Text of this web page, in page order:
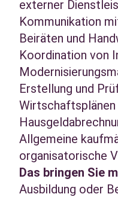
externer
Kommunikation
Beiräten und
Koordination von
Erstellung und
Allgemeine
organisatorische
Das bringen Sie
Ausbildung oder